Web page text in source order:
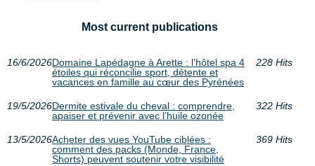
Most current publications
16/6/2026Domaine Lapédagne à Arette : l’hôtel spa 4
étoiles qui réconcilie sport, détente et
vacances en famille au cœur des Pyrénées
228 Hits
19/5/2026Dermite estivale du cheval : comprendre,
apaiser et prévenir avec l’huile ozonée
322 Hits
13/5/2026Acheter des vues YouTube ciblées :
comment des packs (Monde, France,
Shorts) peuvent soutenir votre visibilité
369 Hits